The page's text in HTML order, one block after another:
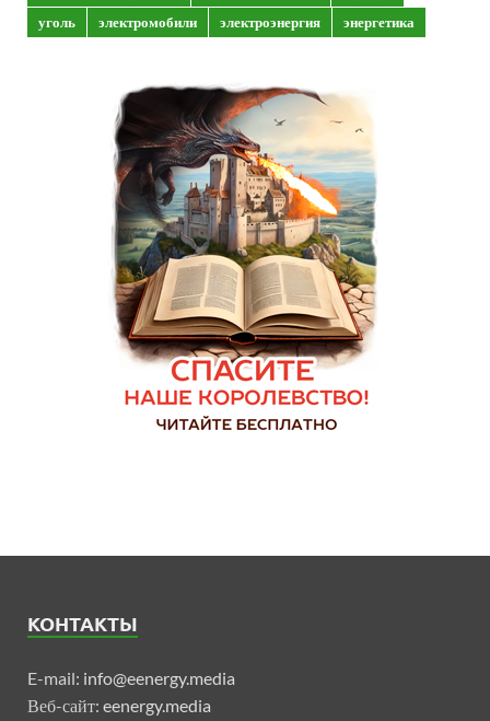
уголь
электромобили электроэнергия энергетика
КОНТАКТЫ
E-mail: info@eenergy.media
Веб-сайт: eenergy.media